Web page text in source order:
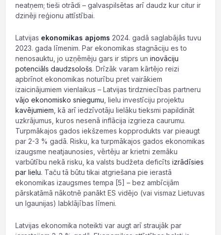
neatņem; tieši otrādi – galvaspilsētas arī daudz kur citur ir
dzinēji reģionu attīstībai.
Latvijas ekonomikas apjoms 2024. gadā saglabājās tuvu
2023. gada līmenim. Par ekonomikas stagnāciju es to
nenosauktu, jo uzņēmēju gars ir stiprs un inovāciju
potenciāls daudzsološs. Drīzāk varam kārtējo reizi
apbrīnot ekonomikas noturību pret vairākiem
izaicinājumiem vienlaikus – Latvijas tirdzniecības partneru
vājo ekonomisko sniegumu , lielu investīciju projektu
kavējumiem , kā arī iedzīvotāju lielāku tieksmi papildināt
uzkrājumus, kuros nesenā inflācija izgrieza caurumu.
Turpmākajos gados iekšzemes kopprodukts var pieaugt
par 2-3 % gadā. Risku, ka turpmākajos gados ekonomikas
izaugsme neatjaunosies, vērtēju ar krietni zemāku
varbūtību nekā risku, ka valsts budžeta deficīts izrādīsies
par lielu. Taču tā būtu tikai atgriešana pie ierastā
ekonomikas izaugsmes tempa [5] – bez ambīcijām
pārskatāmā nākotnē panākt ES vidējo (vai vismaz Lietuvas
un Igaunijas) labklājības līmeni.
Latvijas ekonomika noteikti var augt arī straujāk par